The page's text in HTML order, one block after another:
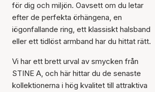
för dig och miljön. Oavsett om du letar
efter de perfekta örhängena, en
iögonfallande ring, ett klassiskt halsband
eller ett tidlöst armband har du hittat rätt.
Vi har ett brett urval av smycken från
STINE A, och här hittar du de senaste
kollektionerna i hög kvalitet till attraktiva